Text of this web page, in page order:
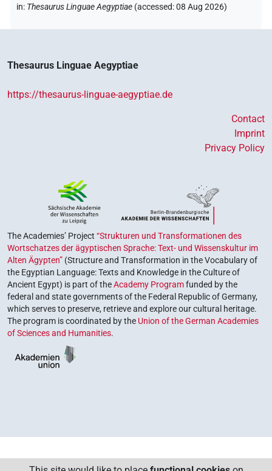
in: Thesaurus Linguae Aegyptiae (accessed:08 Aug 2026)
Thesaurus Linguae Aegyptiae
https://thesaurus-linguae-aegyptiae.de
Contact
Imprint
Privacy Policy
The Academies’ Project “Strukturen und Transformationen des
Wortschatzes der ägyptischen Sprache: Text- und Wissenskultur im
Alten Ägypten” (Structure and Transformation in the Vocabulary of
the Egyptian Language: Texts and Knowledge in the Culture of
Ancient Egypt) is part of theAcademy Programfunded by the
federal and state governments of the Federal Republic of Germany,
which serves to preserve, retrieve and explore our cultural heritage.
The program is coordinated by the Union of the German Academies
of Sciences and Humanities.